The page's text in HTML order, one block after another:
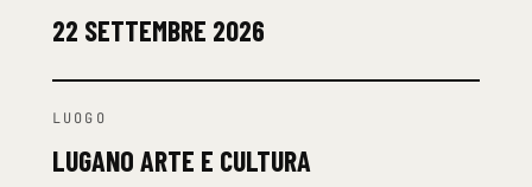
22 SETTEMBRE 2026
LUOGO
LUGANO ARTE E CULTURA